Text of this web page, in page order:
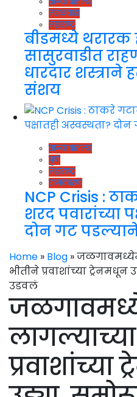
मराठवाडा
महाराष्ट्र
बीडमध्ये थरारक
सासुरवाडीत
धारदार शस्त्राने
संशय
ताज्या बातम्या
पुणे
महाराष्ट्र
राजकारण
NCP Crisis :
शरद पवारांच्या
दोन गट
Home » Blog »
भीतीने प्रवाशांच्या
उडवलं
प्रवाशांच्या